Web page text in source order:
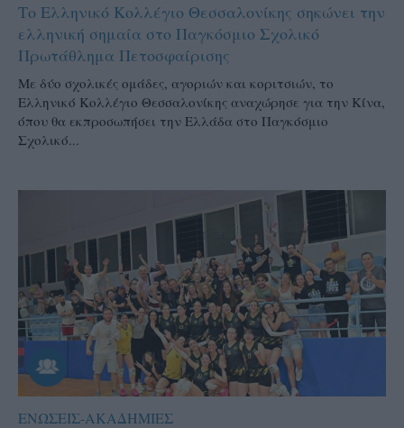
Το Ελληνικό Κολλέγιο Θεσσαλονίκης σηκώνει την
ελληνική σημαία στο Παγκόσμιο Σχολικό
Πρωτάθλημα Πετοσφαίρισης
Με δύο σχολικές ομάδες, αγοριών και κοριτσιών, το
Ελληνικό Κολλέγιο Θεσσαλονίκης αναχώρησε για την Κίνα,
όπου θα εκπροσωπήσει την Ελλάδα στο Παγκόσμιο
Σχολικό...
ΕΝΩΣΕΙΣ-ΑΚΑΔΗΜΙΕΣ